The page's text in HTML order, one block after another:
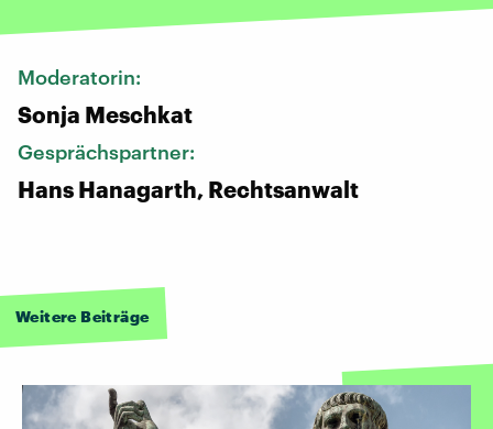
Moderatorin:
Sonja Meschkat
Gesprächspartner:
Hans Hanagarth, Rechtsanwalt
Weitere Beiträge